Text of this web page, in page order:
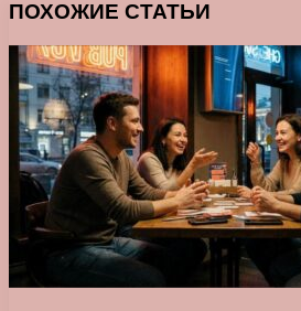
ПОХОЖИЕ СТАТЬИ